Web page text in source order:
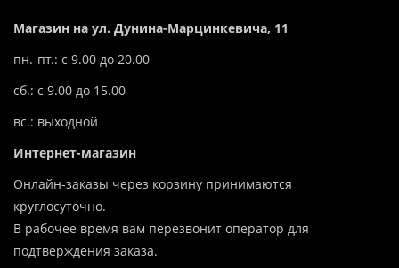
Магазин на ул. Дунина-Марцинкевича, 11
пн.-пт.: с 9.00 до 20.00
сб.: с 9.00 до 15.00
вс.: выходной
Интернет-магазин
Онлайн-заказы через корзину принимаются
круглосуточно.
В рабочее время вам перезвонит оператор для
подтверждения заказа.